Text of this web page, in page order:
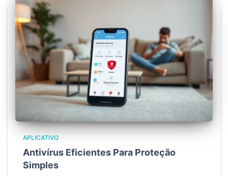
APLICATIVO
Antivírus Eficientes Para Proteção
Simples